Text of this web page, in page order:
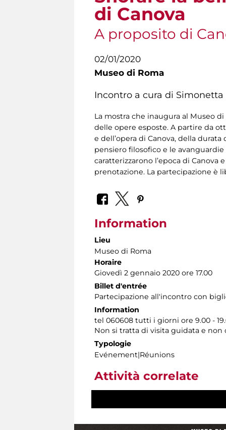
di Canova
A proposito di
02/01/2020
Museo di Roma
Incontro a cura di
La mostra che inaugura al Museo
delle opere esposte. A partire da
e dell’opera di Canova, della
pensiero filosofico e le
caratterizzarono l’epoca di
prenotazione. La partecipazione è
Information
Lieu
Museo di Roma
Horaire
Giovedì 2 gennaio 2020 ore 17.00
Billet d'entrée
Partecipazione all'incontro con
Information
tel 060608 tutti i giorni ore 9.00 -
Non si tratta di visita guidata e non
Typologie
Evénement|Réunions
Attività correlate